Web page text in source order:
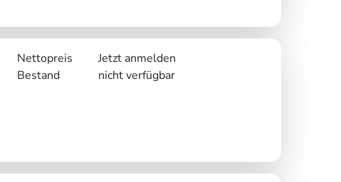
Nettopreis
Jetzt anmelden
Bestand
nicht verfügbar